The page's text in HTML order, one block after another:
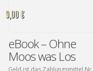
9,00 €
eBook – Ohne
Moos was Los
Geld ist das Zahlungsmittel